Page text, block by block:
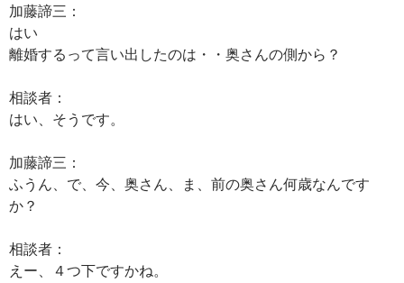
加藤諦三：
はい
離婚するって言い出したのは・・奥さんの側から？
相談者：
はい、そうです。
加藤諦三：
ふうん、で、今、奥さん、ま、前の奥さん何歳なんです
か？
相談者：
えー、４つ下ですかね。